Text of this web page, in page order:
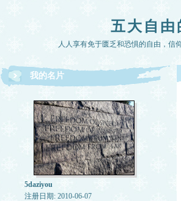
五大自由
人人享有免于匮乏和恐惧的自由，信
我的名片
5daziyou
注册日期: 2010-06-07